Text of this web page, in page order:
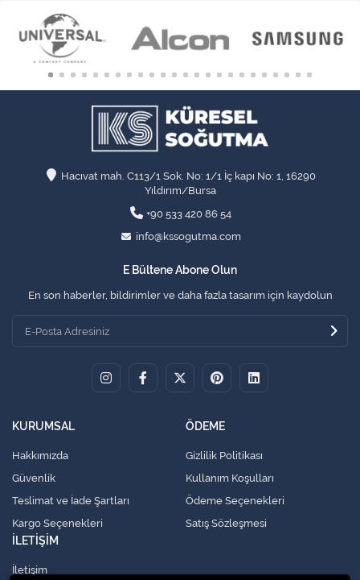
Hacıvat mah. C113/1 Sok. No: 1/1 İç kapı No: 1, 16290
Yıldırım/Bursa
+90 533 420 86 54
info@kssogutma.com
E Bültene Abone Olun
En son haberler, bildirimler ve daha fazla tasarım için kaydolun
KURUMSAL
Hakkımızda
Güvenlik
Teslimat ve İade Şartları
Kargo Seçenekleri
ÖDEME
Gizlilik Politikası
Kullanım Koşulları
Ödeme Seçenekleri
Satış Sözleşmesi
İLETİŞİM
İletişim